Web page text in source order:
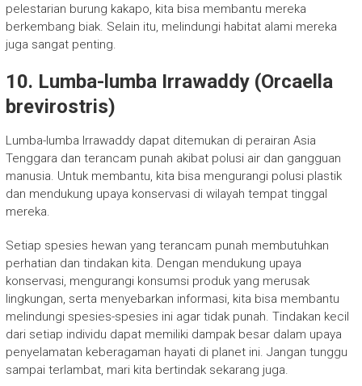
pelestarian burung kakapo, kita bisa membantu mereka
berkembang biak. Selain itu, melindungi habitat alami mereka
juga sangat penting.
10. Lumba-lumba Irrawaddy (Orcaella
brevirostris)
Lumba-lumba Irrawaddy dapat ditemukan di perairan Asia
Tenggara dan terancam punah akibat polusi air dan gangguan
manusia. Untuk membantu, kita bisa mengurangi polusi plastik
dan mendukung upaya konservasi di wilayah tempat tinggal
mereka.
Setiap spesies hewan yang terancam punah membutuhkan
perhatian dan tindakan kita. Dengan mendukung upaya
konservasi, mengurangi konsumsi produk yang merusak
lingkungan, serta menyebarkan informasi, kita bisa membantu
melindungi spesies-spesies ini agar tidak punah. Tindakan kecil
dari setiap individu dapat memiliki dampak besar dalam upaya
penyelamatan keberagaman hayati di planet ini. Jangan tunggu
sampai terlambat, mari kita bertindak sekarang juga.